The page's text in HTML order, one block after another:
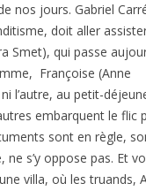
nos jours. Gabriel
doit aller
Smet), qui passe
Françoise (Anne
l’autre, au petit-
embarquent le flic
sont en règle,
s’y oppose pas. Et
villa, où les truands,